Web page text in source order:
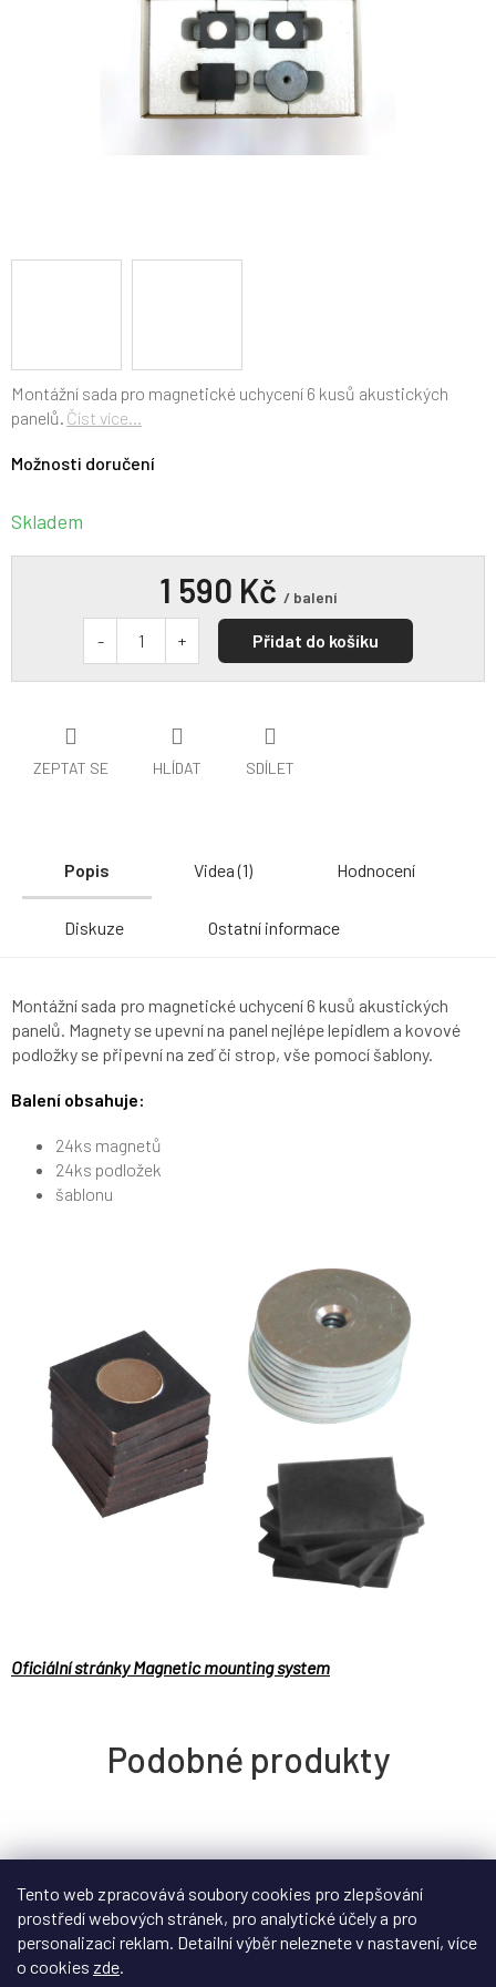
Tento web zpracovává soubory cookies pro zlepšování
prostředí webových stránek, pro analytické účely a pro
personalizaci reklam. Detailní výběr neleznete v nastavení, více
o cookies zde
Skladem
Možnosti doručení
Montážní sada pro magnetické uchycení 6 kusů akustických
panelů. Číst více...
ZEPTAT SE HLÍDAT SDÍLET
1 590 Kč / balení
Přidat do košíku
Popis Videa (1) Hodnocení
Diskuze Ostatní informace
Montážní sada pro magnetické uchycení 6 kusů akustických
panelů. Magnety se upevní na panel nejlépe lepidlem a kovové
podložky se připevní na zeď či strop, vše pomocí šablony.
Balení obsahuje:
24ks magnetů
24ks podložek
šablonu
Oficiální stránky Magnetic mounting system